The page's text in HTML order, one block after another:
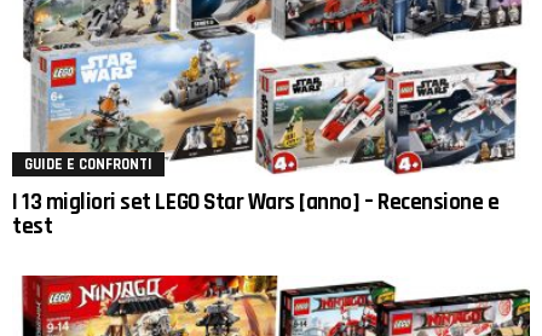
GUIDE E CONFRONTI
I 13 migliori set LEGO Star Wars [anno] – Recensione e
test